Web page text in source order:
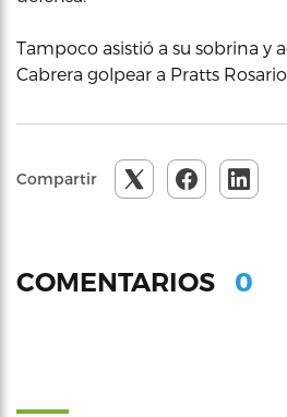
Tampoco asistió a su sobrina y
Cabrera golpear a Pratts
Compartir
COMENTARIOS 0